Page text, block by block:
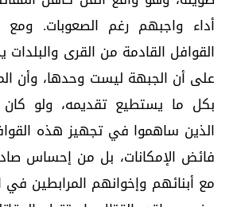
أداء واجبهم رغم الصعوبات.
القوافل القادمة من القرى
على أن الجبهة ليست وحدها، وأن
بكل ما يستطيع تقديمه، ولو كان
الذين ساهموا في تجهيز هذه
فائض الإمكانات، بل من إحساس
مع أبنائهم وإخوانهم المرابطين في